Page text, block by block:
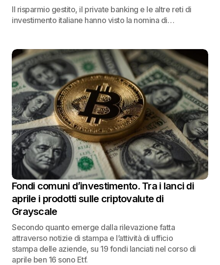
Il risparmio gestito, il private banking e le altre reti di
investimento italiane hanno visto la nomina di…
Fondi comuni d’investimento. Tra i lanci di
aprile i prodotti sulle criptovalute di
Grayscale
Secondo quanto emerge dalla rilevazione fatta
attraverso notizie di stampa e l’attività di ufficio
stampa delle aziende, su 19 fondi lanciati nel corso di
aprile ben 16 sono Etf.